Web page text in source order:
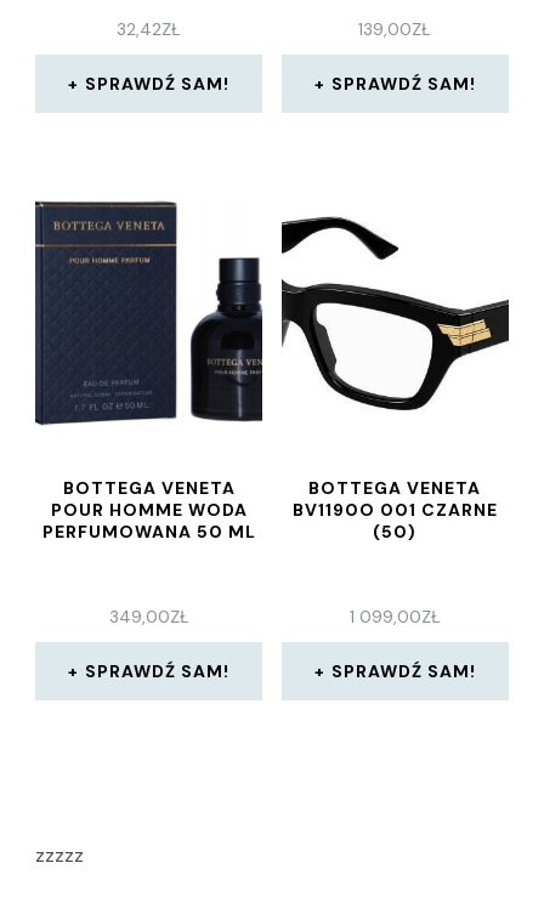
32,42ZŁ
SPRAWDŹ SAM!
139,00ZŁ
SPRAWDŹ SAM!
BOTTEGA VENETA
POUR HOMME WODA
PERFUMOWANA 50 ML
349,00ZŁ
SPRAWDŹ SAM!
BOTTEGA VENETA
BV1190O 001 CZARNE
(50)
1 099,00ZŁ
SPRAWDŹ SAM!
zzzzz